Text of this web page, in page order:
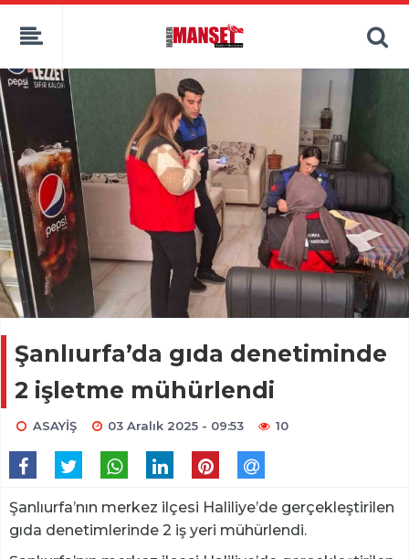
Şanlıurfa’da gıda denetiminde
2 işletme mühürlendi
ASAYİŞ 03 Aralık 2025 - 09:53 10
Şanlıurfa’nın merkez ilçesi Haliliye’de gerçekleştirilen
gıda denetimlerinde 2 iş yeri mühürlendi.